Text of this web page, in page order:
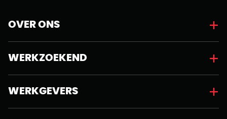
OVER ONS
WERKZOEKEND
WERKGEVERS